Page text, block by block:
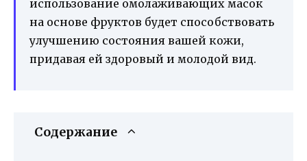
использование омолаживающих масок
на основе фруктов будет способствовать
улучшению состояния вашей кожи,
придавая ей здоровый и молодой вид.
Содержание